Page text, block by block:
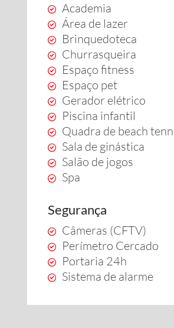
Academia
Área de lazer
Brinquedoteca
Churrasqueira
Espaço fitness
Espaço pet
Gerador elétrico
Piscina infantil
Quadra de beach
Sala de ginástica
Salão de jogos
Spa
Segurança
Câmeras (CFTV)
Perímetro Cercado
Portaria 24h
Sistema de alarme